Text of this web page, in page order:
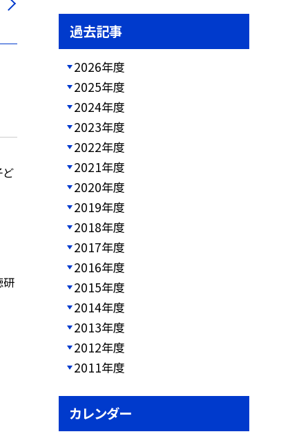
ど
研
過去記事
2026年度
2025年度
2024年度
2023年度
2022年度
2021年度
2020年度
2019年度
2018年度
2017年度
2016年度
2015年度
2014年度
2013年度
2012年度
2011年度
カレンダー